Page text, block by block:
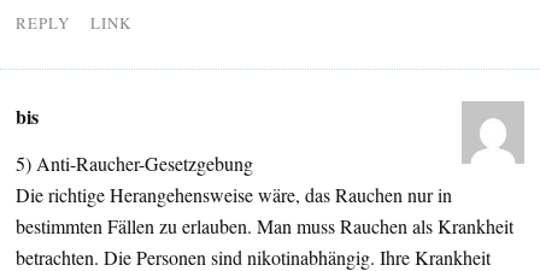
REPLY LINK
bis
5) Anti-Raucher-Gesetzgebung
Die richtige Herangehensweise wäre, das Rauchen nur in
bestimmten Fällen zu erlauben. Man muss Rauchen als Krankheit
betrachten. Die Personen sind nikotinabhängig. Ihre Krankheit